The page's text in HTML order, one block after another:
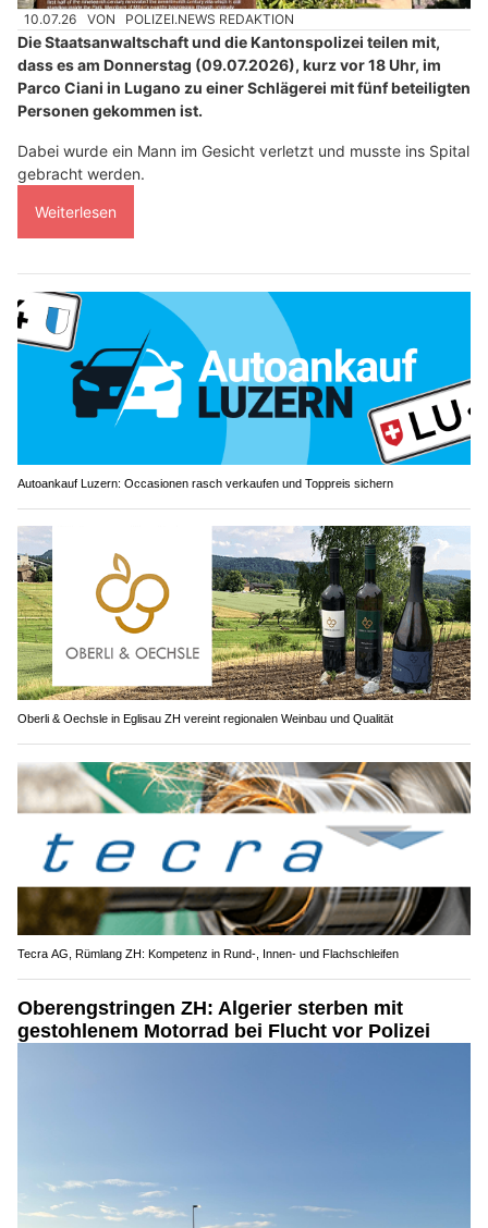
10.07.26 VON POLIZEI.NEWS REDAKTION
Die Staatsanwaltschaft und die Kantonspolizei teilen mit,
dass es am Donnerstag (09.07.2026), kurz vor 18 Uhr, im
Parco Ciani in Lugano zu einer Schlägerei mit fünf beteiligten
Personen gekommen ist.
Dabei wurde ein Mann im Gesicht verletzt und musste ins Spital
gebracht werden.
Weiterlesen
Autoankauf Luzern: Occasionen rasch verkaufen und Toppreis sichern
Oberli & Oechsle in Eglisau ZH vereint regionalen Weinbau und Qualität
Tecra AG, Rümlang ZH: Kompetenz in Rund-, Innen- und Flachschleifen
Oberengstringen ZH: Algerier sterben mit
gestohlenem Motorrad bei Flucht vor Polizei